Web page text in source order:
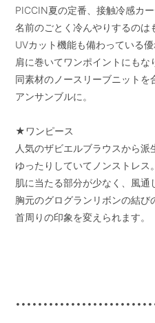
PICCIN夏の定番、接触冷感カ
名前のごとく冷んやりするのは
UVカット機能も備わっている優
肩に巻いてワンポイントにもな
同素材のノースリーブニットを
アンサンブルに。
★ワンピース
人気のザビエルブラウスから派
ゆったりしていてノンストレス。
肌に当たる部分が少なく、風通
胸元のグログランリボンの結び
首周りの印象を変えられます。